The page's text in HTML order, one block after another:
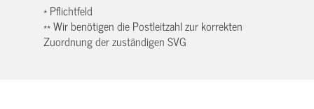
* Pflichtfeld
** Wir benötigen die Postleitzahl zur korrekten
Zuordnung der zuständigen SVG